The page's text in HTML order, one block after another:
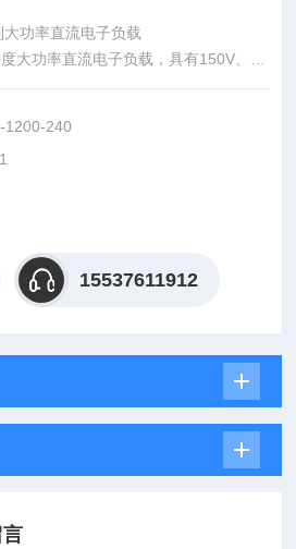
功率直流电子负载
大功率直流电子负载，具有150V、60
，单机功率从2kW到 54kW。较宽的电
6kW仅4u高度。
1200-240
15537611912